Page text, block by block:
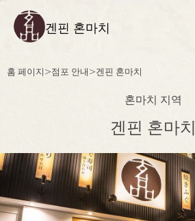
겐핀 혼마치
홈 페이지>점포 안내>겐핀 혼마치
혼마치 지역
겐핀 혼마치